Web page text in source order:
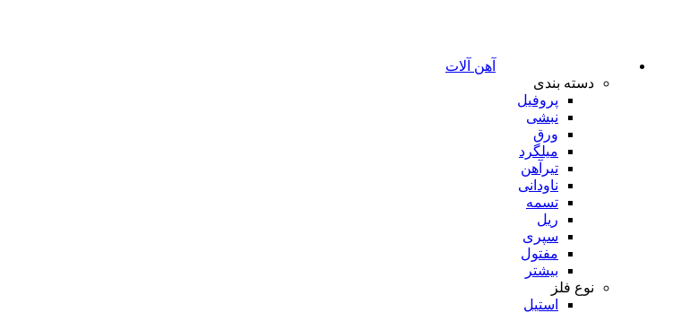
آهن آلات
دسته بندی
پروفیل
نبشی
ورق
میلگرد
تیرآهن
ناودانی
تسمه
ریل
سپری
مفتول
بیشتر
نوع فلز
استیل